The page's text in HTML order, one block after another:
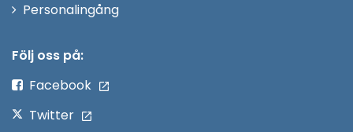
PersonalingångÖppna
Följ oss på:
Facebook
Twitter